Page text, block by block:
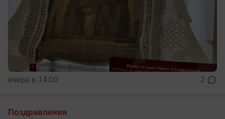
вчера в 14:00 2
Поздравления